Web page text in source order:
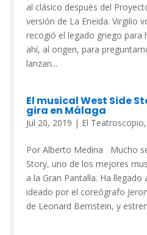
al clásico después del
versión de La Eneida. Virgilio
recogió el legado griego para
ahí, al origen, para
lanzan...
El musical West Side
gira en Málaga
Jul 20, 2019 | El Teatroscopio,
Por Alberto Medina Mucho
Story, uno de los mejores
a la Gran Pantalla. Ha
ideado por el coreógrafo
de Leonard Bernstein, y